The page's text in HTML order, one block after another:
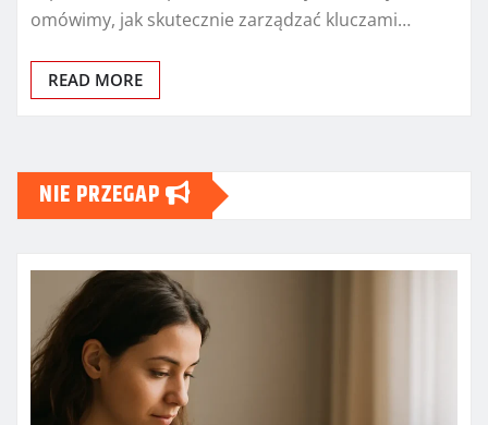
omówimy, jak skutecznie zarządzać kluczami…
READ MORE
NIE PRZEGAP